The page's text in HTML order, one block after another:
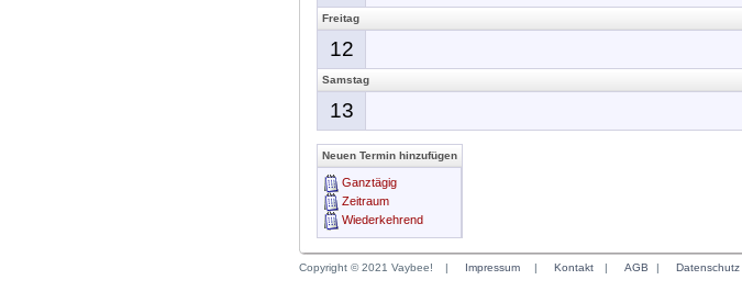
Freitag
12
Samstag
13
Neuen Termin hinzufügen
Ganztägig
Zeitraum
Wiederkehrend
Copyright © 2021 Vaybee! | Impressum | Kontakt | AGB | Datenschutz